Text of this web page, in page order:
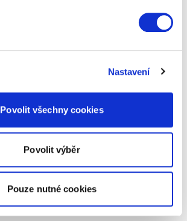
Nastavení
Povolit všechny cookies
Povolit výběr
Pouze nutné cookies